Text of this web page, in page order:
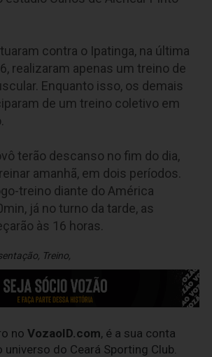
contra o Ipatinga, na última
realizaram apenas um treino de
Enquanto isso, os demais
de um treino coletivo em
terão descanso no fim do dia,
amanhã, em dois períodos.
treino diante do América
já no turno da tarde, as
às 16 horas.
, Treino,
no VozaoID.com, é a sua conta
do Ceará Sporting Club.